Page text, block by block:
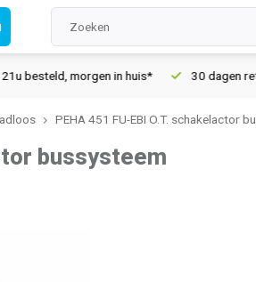
morgen in huis* 30 dagen
PEHA 451 FU-EBI O.T. schakelactor
bussysteem